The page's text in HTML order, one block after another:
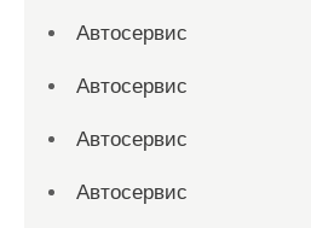
Автосервис
Автосервис
Автосервис
Автосервис